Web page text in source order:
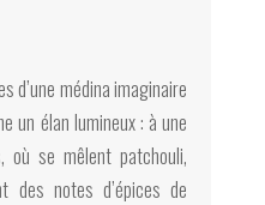
d’une médina imaginaire
un élan lumineux : à une
où se mêlent patchouli,
des notes d’épices de